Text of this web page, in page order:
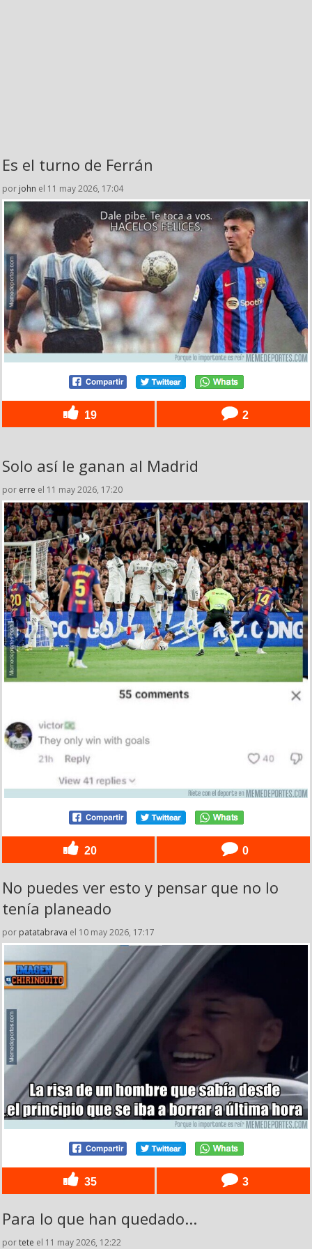
Es el turno de Ferrán
por john el 11 may 2026, 17:04
19 2
Solo así le ganan al Madrid
por erre el 11 may 2026, 17:20
20 0
No puedes ver esto y pensar que no lo
tenía planeado
por patatabrava el 10 may 2026, 17:17
35 3
Para lo que han quedado...
portete el 11 may 2026, 12:22